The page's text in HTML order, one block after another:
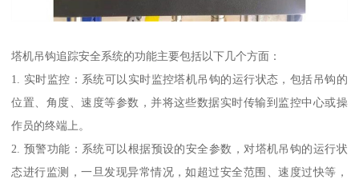
塔机吊钩追踪安全系统的功能主要包括以下几个方面：
1. 实时监控：系统可以实时监控塔机吊钩的运行状态，包括吊钩的
位置、角度、速度等参数，并将这些数据实时传输到监控中心或操
作员的终端上。
2. 预警功能：系统可以根据预设的安全参数，对塔机吊钩的运行状
态进行监测，一旦发现异常情况，如超过安全范围、速度过快等，